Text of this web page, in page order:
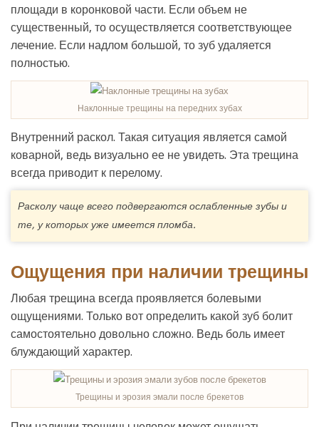
площади в коронковой части. Если объем не
существенный, то осуществляется соответствующее
лечение. Если надлом большой, то зуб удаляется
полностью.
Наклонные трещины на передних зубах
Внутренний раскол. Такая ситуация является самой
коварной, ведь визуально ее не увидеть. Эта трещина
всегда приводит к перелому.
Расколу чаще всего подвергаются ослабленные зубы и
те, у которых уже имеется пломба.
Ощущения при наличии трещины
Любая трещина всегда проявляется болевыми
ощущениями. Только вот определить какой зуб болит
самостоятельно довольно сложно. Ведь боль имеет
блуждающий характер.
Трещины и эрозия эмали после брекетов